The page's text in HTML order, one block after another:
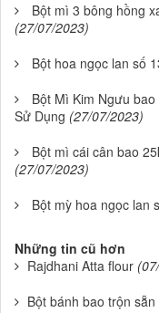
Bột mì 3 bông hồng
(27/07/2023)
Bột hoa ngọc lan số
Bột Mì Kim Ngưu
Sử Dụng (27/07/2023)
Bột mì cái cân bao
(27/07/2023)
Bột mỳ hoa ngọc lan
Những tin cũ hơn
Rajdhani Atta flour
Bột bánh bao trộn